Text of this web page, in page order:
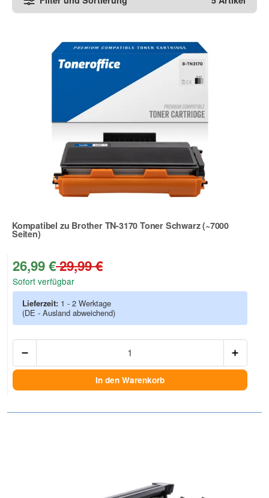
Kompatibel zu Brother TN-3170 Toner Schwarz (~7000
Seiten)
Zur Artikelbewertung
26,99 €29,99 €
Sofort verfügbar
Lieferzeit: 1 - 2 Werktage
(DE - Ausland abweichend)
In den Warenkorb